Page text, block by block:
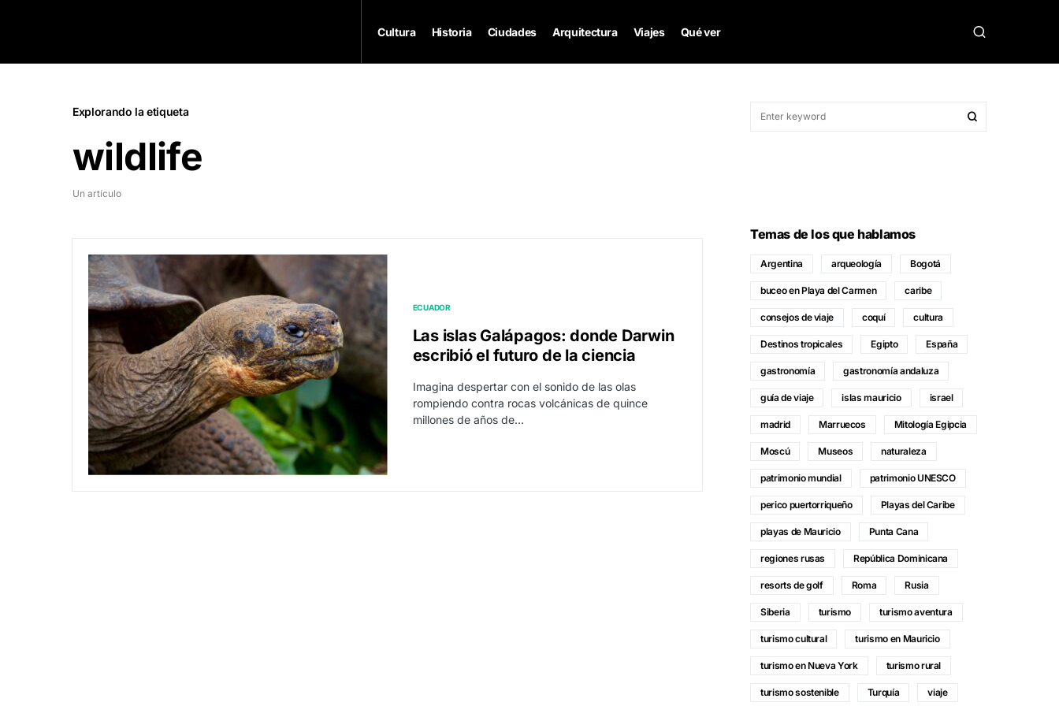
Cultura Historia Ciudades Arquitectura Viajes Qué ver
Explorando la etiqueta
wildlife
Un artículo
ECUADOR
Las islas Galápagos: donde Darwin
escribió el futuro de la ciencia
Imagina despertar con el sonido de las olas
rompiendo contra rocas volcánicas de quince
millones de años de…
Temas de los que hablamos
Argentina arqueología Bogotá
buceo en Playa del Carmen caribe
consejos de viaje coquí cultura
Destinos tropicales Egipto España
gastronomía gastronomía andaluza
guía de viaje islas mauricio israel
madrid Marruecos Mitología Egipcia
Moscú Museos naturaleza
patrimonio mundial patrimonio UNESCO
perico puertorriqueño Playas del Caribe
playas de Mauricio Punta Cana
regiones rusas República Dominicana
resorts de golf Roma Rusia
Siberia turismo turismo aventura
turismo cultural turismo en Mauricio
turismo en Nueva York turismo rural
turismo sostenible Turquía viaje